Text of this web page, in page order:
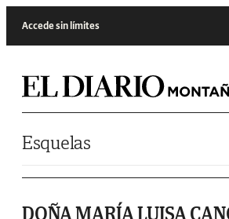
Accede sin límites
Esquelas
DOÑA MARÍA LUISA